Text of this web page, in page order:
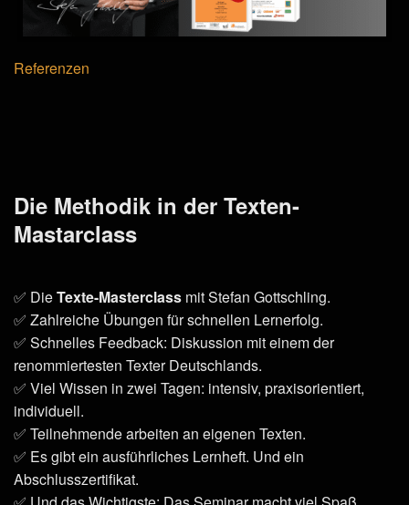
Referenzen
Die Methodik in der Texten-
Mastarclass
✅ DieTexte-Masterclass mit Stefan Gottschling.
✅ Zahlreiche Übungen für schnellen Lernerfolg.
✅ Schnelles Feedback: Diskussion mit einem der
renommiertesten Texter Deutschlands.
✅ Viel Wissen in zwei Tagen: intensiv, praxisorientiert,
individuell.
✅ Teilnehmende arbeiten an eigenen Texten.
✅ Es gibt ein ausführliches Lernheft. Und ein
Abschlusszertifikat.